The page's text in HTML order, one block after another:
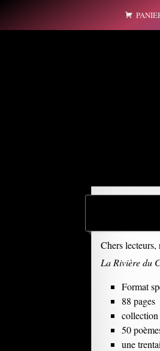
Chers
La Rivière du
Format
88 pages
50
une